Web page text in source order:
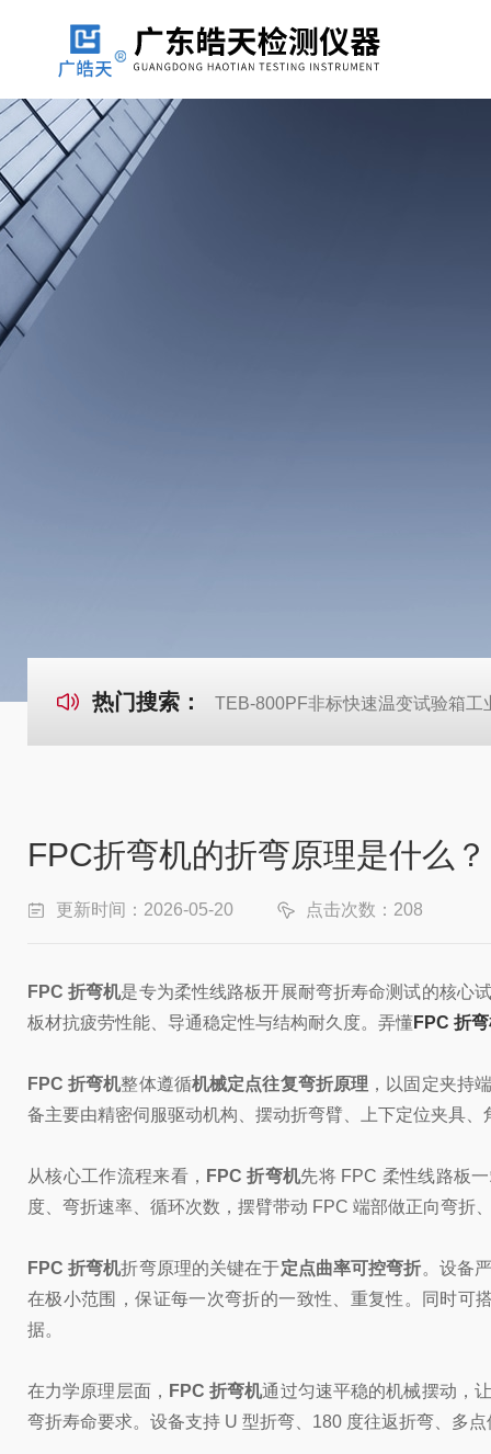
热门搜索： TEB-800PF非标快速温变试验箱工
FPC折弯机的折弯原理是什么？
更新时间：2026-05-20 点击次数：208
FPC 折弯机是专为柔性线路板开展耐弯折寿命测试的核心
板材抗疲劳性能、导通稳定性与结构耐久度。弄懂FPC 折
FPC 折弯机整体遵循机械定点往复弯折原理 ，以固定夹持
备主要由精密伺服驱动机构、摆动折弯臂、上下定位夹具
从核心工作流程来看， FPC 折弯机先将 FPC 柔性线路板
度、弯折速率、循环次数，摆臂带动 FPC 端部做正向弯折
FPC 折弯机折弯原理的关键在于定点曲率可控弯折。设备
在极小范围，保证每一次弯折的一致性、重复性。同时可
据。
在力学原理层面， FPC 折弯机通过匀速平稳的机械摆动，
弯折寿命要求。设备支持 U 型折弯、180 度往返折弯、多